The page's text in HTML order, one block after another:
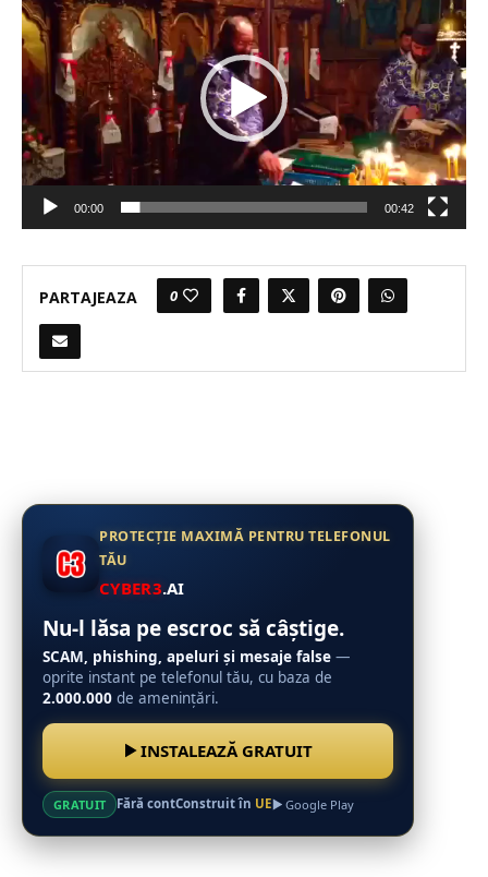
video
00:00 00:42
PARTAJEAZA 0
PROTECȚIE MAXIMĂ PENTRU TELEFONUL
TĂU
CYBER3.AI
Nu-l lăsa pe escroc să câștige.
SCAM, phishing, apeluri și mesaje false —
oprite instant pe telefonul tău, cu baza de
2.000.000 de amenințări.
INSTALEAZĂ GRATUIT
GRATUIT Fără contConstruit în UE Google Play